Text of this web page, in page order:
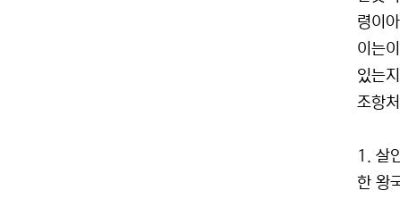
령이
이는
있는
조항
1. 살
한 왕